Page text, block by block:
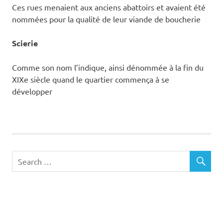
Ces rues menaient aux anciens abattoirs et avaient été
nommées pour la qualité de leur viande de boucherie
Scierie
Comme son nom l’indique, ainsi dénommée à la fin du
XIXe siècle quand le quartier commença à se
développer